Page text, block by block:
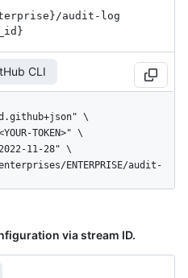
/audit-log
id}
CLI
via stream ID.